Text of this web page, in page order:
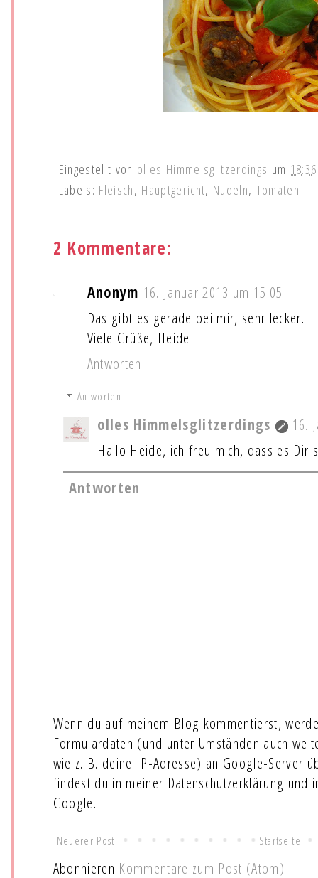
Eingestellt von olles Himmelsglitzerdings um 18:36
Labels: Fleisch, Hauptgericht, Nudeln, Tomaten
2 Kommentare:
Anonym 16. Januar 2013 um 15:05
Das gibt es gerade bei mir, sehr lecker.
Viele Grüße, Heide
Antworten
Antworten
olles Himmelsglitzerdings
16.
Hallo Heide, ich freu mich, dass es Dir
Antworten
Wenn du auf meinem Blog kommentierst,
Formulardaten (und unter Umständen auch
wie z. B. deine IP-Adresse) an Google-Server
findest du in meiner Datenschutzerklärung und
Google.
Neuerer Post Startseite
Abonnieren Kommentare zum Post (Atom)